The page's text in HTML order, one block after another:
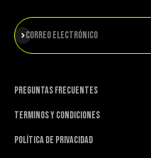
Correo electrónico
Suscribirse
PREGUNTAS FRECUENTES
TERMINOS Y CONDICIONES
POLÍTICA DE PRIVACIDAD